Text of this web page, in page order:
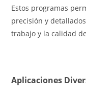
Estos programas
precisión y
trabajo y la calidad
Aplicaciones